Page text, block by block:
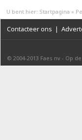
U bent hier: Startpagina »
Contacteer ons |
© 2004-2013 Faes nv - Op